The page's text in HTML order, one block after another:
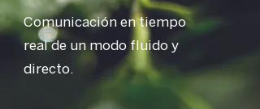
Comunicación en tiempo
real de un modo fluido y
directo.